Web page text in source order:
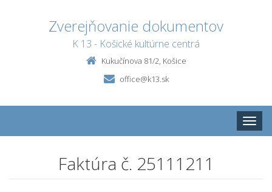
Zverejňovanie dokumentov
K 13 - Košické kultúrne centrá
Kukučínova 81/2, Košice
office@k13.sk
Toggle
Faktúra č. 25111211